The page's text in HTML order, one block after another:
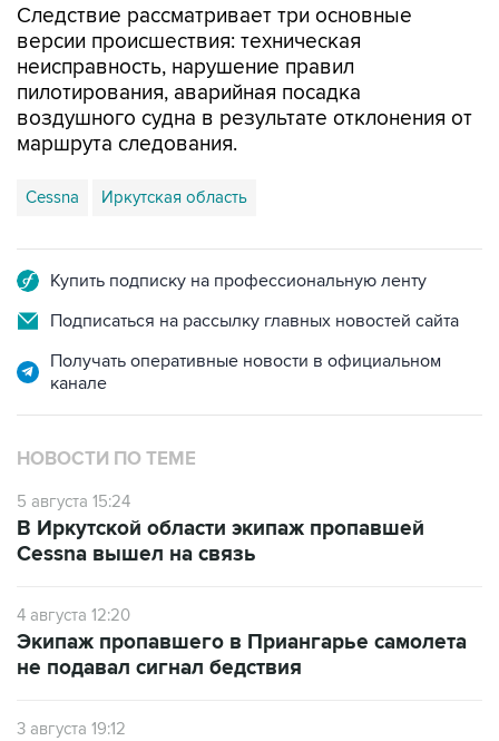
Следствие рассматривает три основные
версии происшествия: техническая
неисправность, нарушение правил
пилотирования, аварийная посадка
воздушного судна в результате отклонения от
маршрута следования.
Cessna Иркутская область
Купить подписку на профессиональную ленту
Подписаться на рассылку главных новостей сайта
Получать оперативные новости в официальном
канале
НОВОСТИ ПО ТЕМЕ
5 августа 15:24
В Иркутской области экипаж пропавшей
Cessna вышел на связь
4 августа 12:20
Экипаж пропавшего в Приангарье самолета
не подавал сигнал бедствия
3 августа 19:12